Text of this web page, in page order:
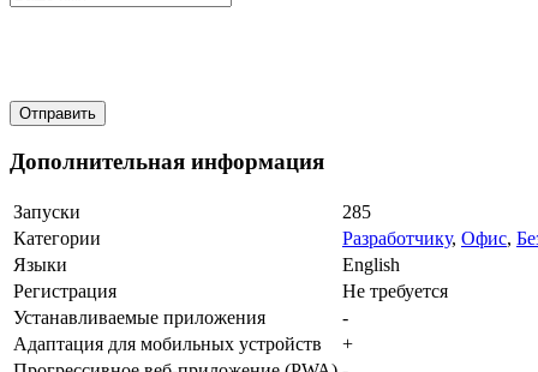
Дополнительная информация
Запуски
285
Категории
Разработчику, Офис,
Языки
English
Регистрация
Не требуется
Устанавливаемые приложения
-
Адаптация для мобильных устройств
+